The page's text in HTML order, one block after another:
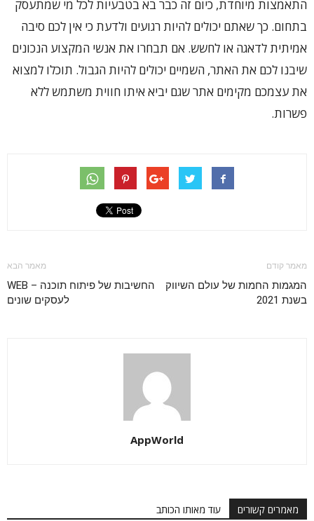
התאמצות מיוחדת, כיום זה כבר בא בטבעיות לכל מי שמתעסק
בתחום. כך שאתם יכולים להיות רגועים ולדעת כי אין לכם סיבה
אמיתית לדאגה או לחשש. אם תבחרו את אנשי המקצוע הנכונים
שיבנו לכם את האתר, השמיים יכולים להיות הגבול. תוכלו למצוא
את עצמכם מקימים אתר שגם יביא איתו חווית משתמש ללא
פשרות.
מאמר קודם
המגמות החמות של עולם השיווק
בשנת 2021
מאמר הבא
החשיבות של פיתוח תוכנה – WEB
לעסקים שונים
AppWorld
מאמרים קשורים עוד מאותו הכותב